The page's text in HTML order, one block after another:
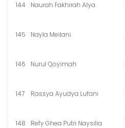
144
Naurah Fakhirah Alya
145
Nayla Meilani
146
Nurul Qoyimah
147
Rassya Ayudya Lufani
148
Refy Ghea Putri Naysilia